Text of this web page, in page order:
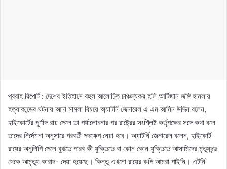
প্রবাহ রিপোর্ট : দেশের ইতিহাসে বহুল আলোচিত চাঞ্চল্যকর হলি আর্টিজান জঙ্গি হামলায়
হত্যাকান্ডের ঘটনায় আনা মামলা বিষয়ে অ্যাটর্নি জেনারেল এ এম আমিন উদ্দিন বলেন,
হাইকোর্টের পূর্ণাঙ্গ রায় পেলে তা পর্যালোচনার পর রাষ্ট্রের সংশ্লিষ্ট কর্তৃপক্ষের সঙ্গে কথা বলে
তাদের নির্দেশনা অনুসারে পরবর্তী পদক্ষেপ নেয়া হবে। অ্যাটর্নি জেনারেল বলেন, হাইকোর্ট
রায়ের অনুলিপি পেলে বুঝতে পারব কী যুক্তিতে বা কোন কোন যুক্তিতে আসামিদের মৃত্যুদন্ড
থেকে আমৃত্যু কারাদ- দেয়া হয়েছে। কিন্তু এখনো রায়ের কপি আমরা পাইনি। এটর্নি